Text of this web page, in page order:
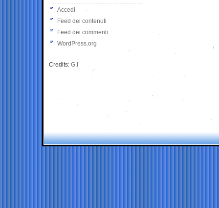
Accedi
Feed dei contenuti
Feed dei commenti
WordPress.org
Credits: G.I